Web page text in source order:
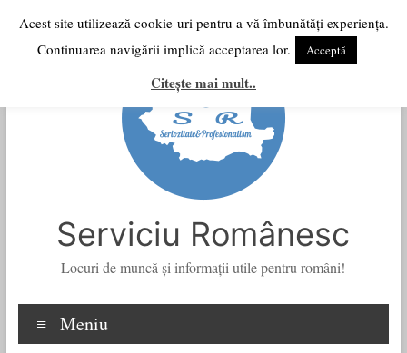
Skip
content
Serviciu Românesc
Locuri de muncă şi informații utile pentru români!
Meniu
Acest site utilizează cookie-uri pentru a vă îmbunătăți experiența.
Continuarea navigării implică acceptarea lor.
Acceptă
Citește mai mult..